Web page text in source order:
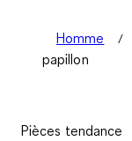
Homme
papillon
Pièces tendance